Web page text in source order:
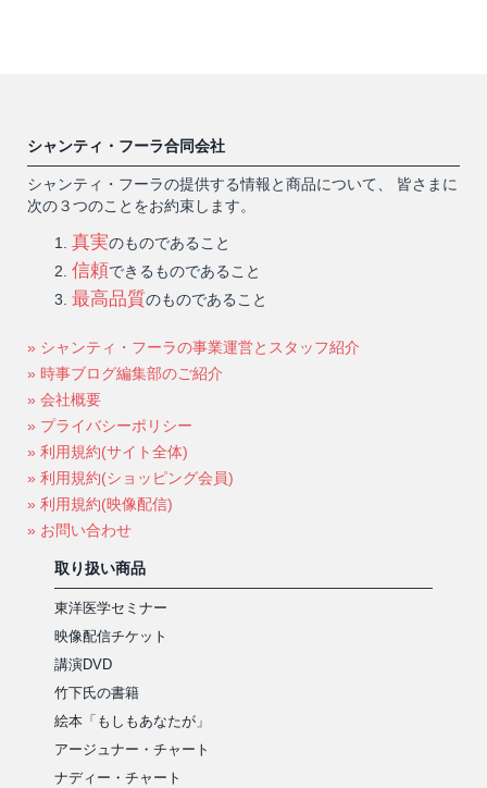
シャンティ・フーラ合同会社
シャンティ・フーラの提供する情報と商品について、 皆さまに
次の３つのことをお約束します。
真実のものであること
信頼できるものであること
最高品質のものであること
» シャンティ・フーラの事業運営とスタッフ紹介
» 時事ブログ編集部のご紹介
» 会社概要
» プライバシーポリシー
» 利用規約(サイト全体)
» 利用規約(ショッピング会員)
» 利用規約(映像配信)
» お問い合わせ
取り扱い商品
東洋医学セミナー
映像配信チケット
講演DVD
竹下氏の書籍
絵本「もしもあなたが」
アージュナー・チャート
ナディー・チャート